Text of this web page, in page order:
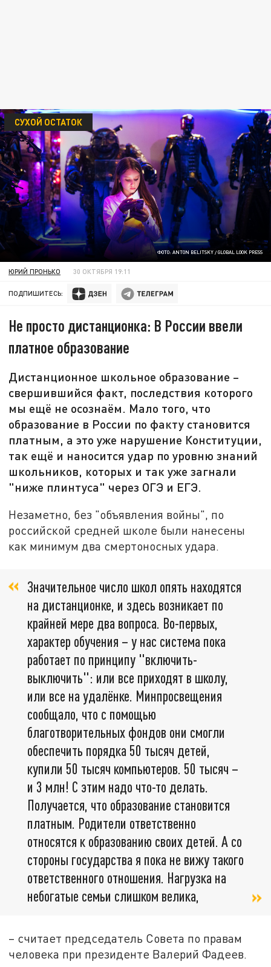
ФОТО: ANTON BELITSKY / GLOBAL LOOK PRESS
СУХОЙ ОСТАТОК
ЮРИЙ ПРОНЬКО 30 ОКТЯБРЯ 19:11
ПОДПИШИТЕСЬ:
Не просто дистанционка: В России ввели
платное образование
Дистанционное школьное образование –
свершившийся факт, последствия которого
мы ещё не осознаём. Мало того, что
образование в России по факту становится
платным, а это уже нарушение Конституции,
так ещё и наносится удар по уровню знаний
школьников, которых и так уже загнали
"ниже плинтуса" через ОГЭ и ЕГЭ.
Незаметно, без "объявления войны", по
российской средней школе были нанесены
как минимум два смертоносных удара.
Значительное число школ опять находятся
на дистанционке, и здесь возникает по
крайней мере два вопроса. Во-первых,
характер обучения – у нас система пока
работает по принципу "включить-
выключить": или все приходят в школу,
или все на удалёнке. Минпросвещения
сообщало, что с помощью
благотворительных фондов они смогли
обеспечить порядка 50 тысяч детей,
купили 50 тысяч компьютеров. 50 тысяч –
и 3 млн! С этим надо что-то делать.
Получается, что образование становится
платным. Родители ответственно
относятся к образованию своих детей. А со
стороны государства я пока не вижу такого
ответственного отношения. Нагрузка на
небогатые семьи слишком велика,
– считает председатель Совета по правам
человека при президенте Валерий Фадеев.